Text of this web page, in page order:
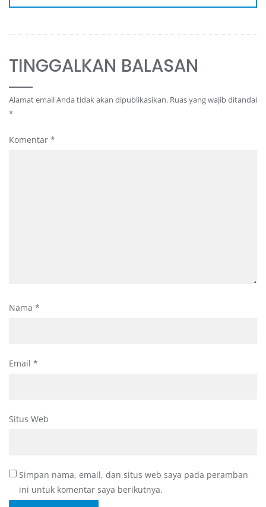
TINGGALKAN BALASAN
Alamat email Anda tidak akan dipublikasikan. Ruas yang wajib ditandai
*
Komentar *
Nama *
Email *
Situs Web
Simpan nama, email, dan situs web saya pada peramban
ini untuk komentar saya berikutnya.